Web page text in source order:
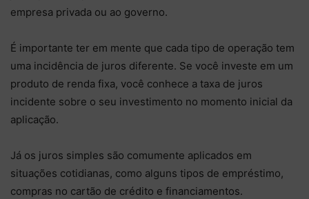
empresa privada ou ao governo.
É importante ter em mente que cada tipo de operação tem
uma incidência de juros diferente. Se você investe em um
produto de renda fixa, você conhece a taxa de juros
incidente sobre o seu investimento no momento inicial da
aplicação.
Já os juros simples são comumente aplicados em
situações cotidianas, como alguns tipos de empréstimo,
compras no cartão de crédito e financiamentos.